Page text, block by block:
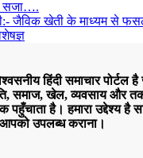
सजा….
जैविक खेती के माध्यम से
हिंदी समाचार पोर्टल
समाज, खेल, व्यवसाय और
पहुँचाता है। हमारा उद्देश्य
उपलब्ध कराना।